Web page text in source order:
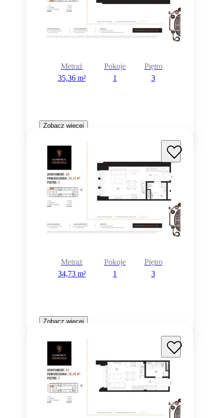
Metraż
35,36 m²
Pokoje
1
Piętro
3
Zobacz więcej
Metraż
34,73 m²
Pokoje
1
Piętro
3
Zobacz więcej